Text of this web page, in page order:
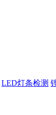
LED灯条检测